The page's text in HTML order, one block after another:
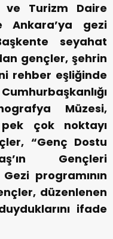
Turizm Daire
Ankara’ya gezi
seyahat
gençler, şehrin
rehber eşliğinde
Müzesi,
çok noktayı
“Genç Dostu
Gençleri
programının
düzenlenen
ifade